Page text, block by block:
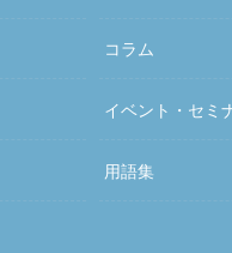
コラム
イベント・セミ
用語集